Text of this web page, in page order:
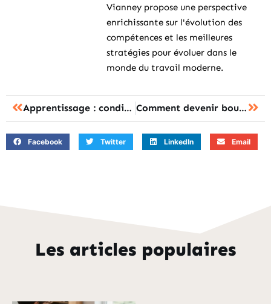
Vianney propose une perspective
enrichissante sur l'évolution des
compétences et les meilleures
stratégies pour évoluer dans le
monde du travail moderne.
Apprentissage : conditions de la formation Comment devenir boulanger ?
Facebook Twitter LinkedIn Email
Les articles populaires